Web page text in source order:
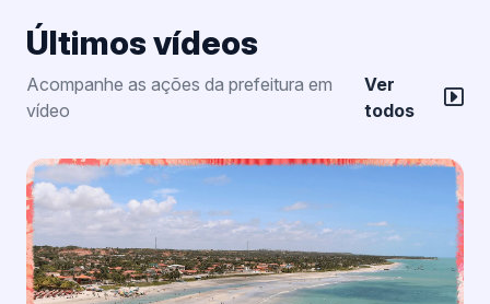
Últimos vídeos
Acompanhe as ações da prefeitura em
vídeo
Ver
todos